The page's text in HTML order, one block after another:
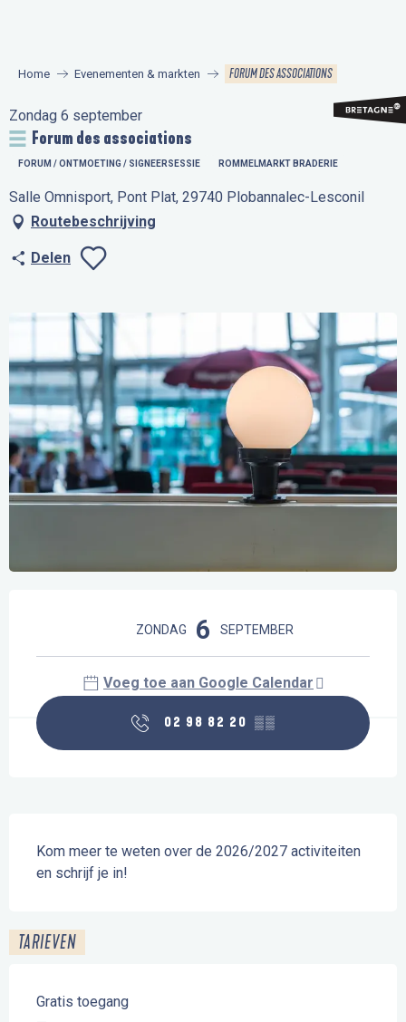
principal
Home Evenementen & markten FORUM DES ASSOCIATIONS
Zondag 6 september
Forum des associations
FORUM / ONTMOETING / SIGNEERSESSIE ROMMELMARKT BRADERIE
Salle Omnisport, Pont Plat, 29740 Plobannalec-Lesconil
Routebeschrijving
Delen
ZONDAG 6 SEPTEMBER
Voeg toe aan Google Calendar
02 98 82 20 ▒▒
Kom meer te weten over de 2026/2027 activiteiten
en schrijf je in!
TARIEVEN
Gratis toegang